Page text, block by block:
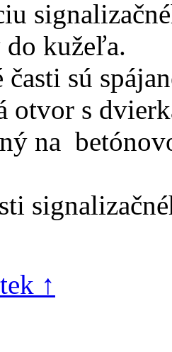
kužeľa.
sú
otvor s
na
↑